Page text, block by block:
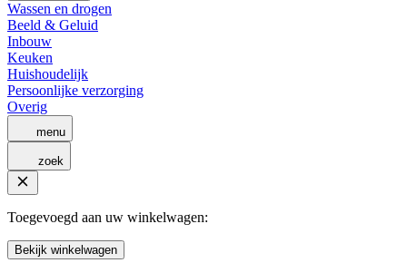
Wassen en drogen
Beeld & Geluid
Inbouw
Keuken
Huishoudelijk
Persoonlijke verzorging
Overig
menu
zoek
Toegevoegd aan uw winkelwagen:
Bekijk winkelwagen